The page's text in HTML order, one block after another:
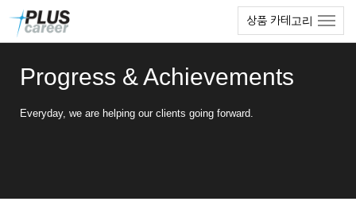
상품 카테고리
Progress & Achievements
Everyday, we are helping our clients going forward.